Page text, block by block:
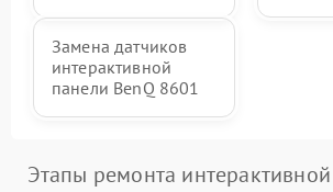
Замена датчиков
интерактивной
панели BenQ 8601
Этапы ремонта